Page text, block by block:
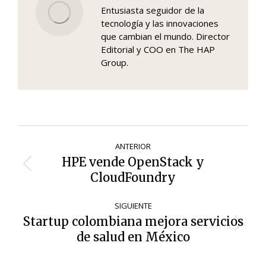
Entusiasta seguidor de la
tecnología y las innovaciones
que cambian el mundo. Director
Editorial y COO en The HAP
Group.
de
entradas
ANTERIOR
Entrada
anterior:
HPE vende OpenStack y
CloudFoundry
SIGUIENTE
Siguiente
entrada:
Startup colombiana mejora servicios
de salud en México